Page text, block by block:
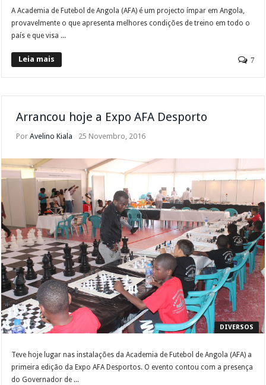
A Academia de Futebol de Angola (AFA) é um projecto ímpar em Angola,
provavelmente o que apresenta melhores condições de treino em todo o
país e que visa ...
Leia mais 7
Arrancou hoje a Expo AFA Desporto
PorAvelino Kiala 25 Novembro, 2016
DIVERSOS
Teve hoje lugar nas instalações da Academia de Futebol de Angola (AFA) a
primeira edição da Expo AFA Desportos. O evento contou com a presença
do Governador de ...